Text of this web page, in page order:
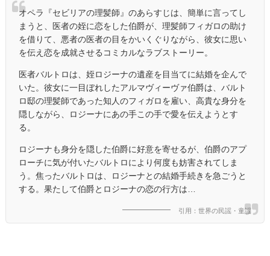
オペラ『セビリアの理髪師』のあらすじは、簡単に言ってし
まうと、医者の姪に恋をした伯爵が、理髪師フィガロの助け
を借りて、悪者の医者の目をかいくぐりながら、彼女に思い
を伝え恋を成就させるコミカルなラブストーリー。
医者バルトロは、姪ロジーナの遺産を目当てに結婚を企んで
いた。彼女に一目ぼれしたアルマヴィーヴァ伯爵は、バルト
ロ邸の理髪師であった知人のフィガロを雇い、高貴な身分を
隠しながら、ロジーナにあの手この手で愛を伝えようとす
る。
ロジーナも身分を隠した伯爵に好意を寄せるが、伯爵のアプ
ローチに気が付いたバルトロにより何度も妨害されてしま
う。焦ったバルトロは、ロジーナとの結婚手続きを急ごうと
する。果たして伯爵とロジーナの恋の行方は…
引用：世界の民謡・童謡